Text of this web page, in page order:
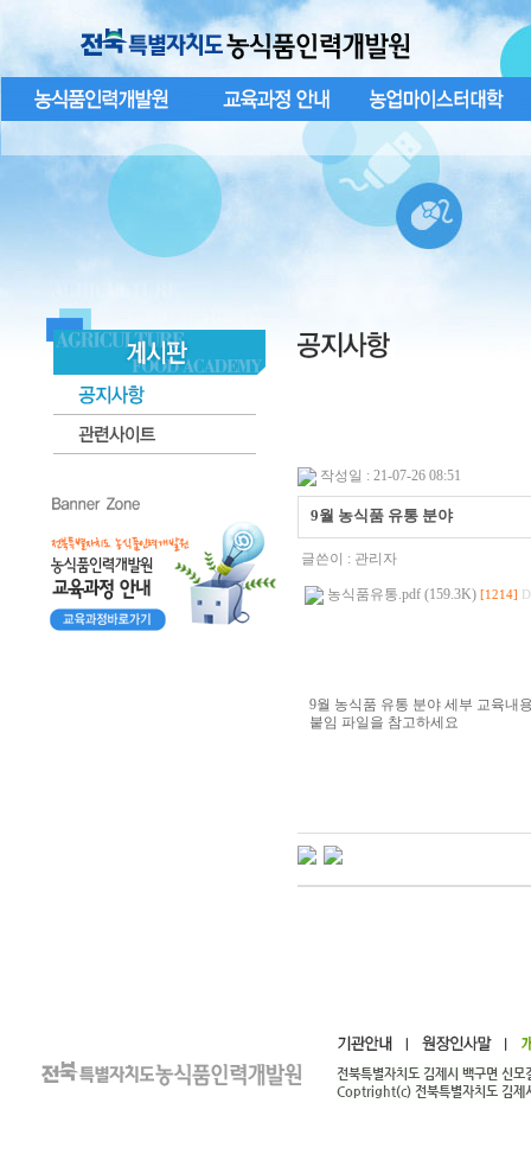
작성일 : 21-07-26 08:51
9월 농식품 유통 분야
글쓴이 : 관리자
농식품유통.pdf (159.3K) [1214]
9월 농식품 유통 분야 세부 교육내
붙임 파일을 참고하세요